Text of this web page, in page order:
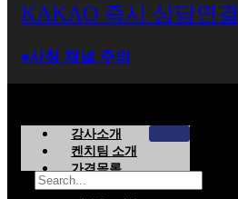
KAKAO 즉시 상담연결
⁕사칭 채널 주의
강사소개
켄치팀 소개
가격목록